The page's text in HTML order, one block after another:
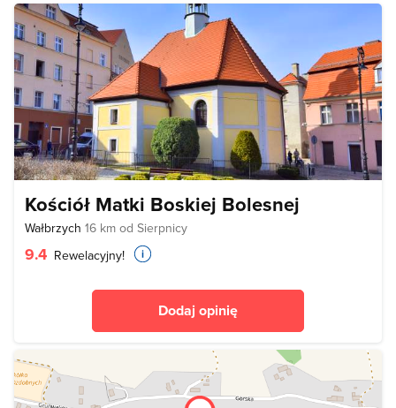
Kościół Matki Boskiej Bolesnej
Wałbrzych 16 km od Sierpnicy
9.4 Rewelacyjny!
Dodaj opinię